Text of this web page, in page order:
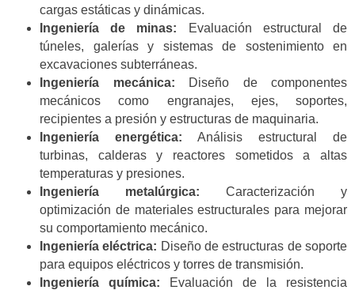
cargas estáticas y dinámicas.
Ingeniería de minas: Evaluación estructural de
túneles, galerías y sistemas de sostenimiento en
excavaciones subterráneas.
Ingeniería mecánica: Diseño de componentes
mecánicos como engranajes, ejes, soportes,
recipientes a presión y estructuras de maquinaria.
Ingeniería energética: Análisis estructural de
turbinas, calderas y reactores sometidos a altas
temperaturas y presiones.
Ingeniería metalúrgica: Caracterización y
optimización de materiales estructurales para mejorar
su comportamiento mecánico.
Ingeniería eléctrica: Diseño de estructuras de soporte
para equipos eléctricos y torres de transmisión.
Ingeniería química: Evaluación de la resistencia